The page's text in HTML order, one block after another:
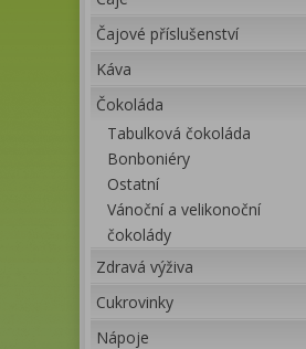
Čajové příslušenství
Káva
Čokoláda
Tabulková čokoláda
Bonboniéry
Ostatní
Vánoční a velikonoční
čokolády
Zdravá výživa
Cukrovinky
Nápoje